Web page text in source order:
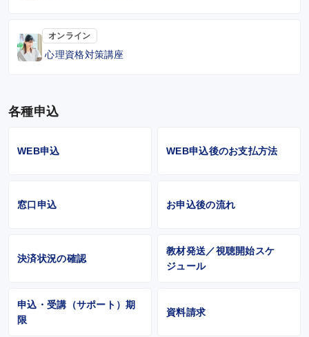
オンライン
心理資格対策講座
各種申込
WEB申込 WEB申込後のお支払方法
窓口申込 お申込後の流れ
決済状況の確認
教材発送／視聴開始スケ
ジュール
申込・受講（サポート）期
限
資料請求